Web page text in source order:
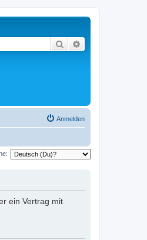
Suche
Anmelden
ein Vertrag mit